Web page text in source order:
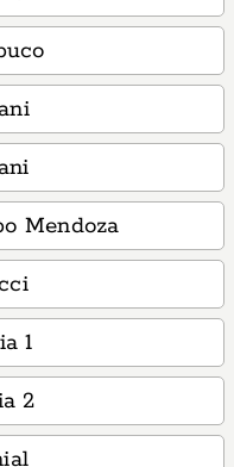
Mendoza
1
2